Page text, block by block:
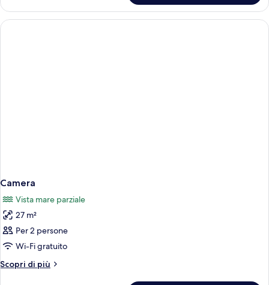
Camera
Vista mare parziale
27 m²
Per 2 persone
Wi-Fi gratuito
Scopri di più
Altri